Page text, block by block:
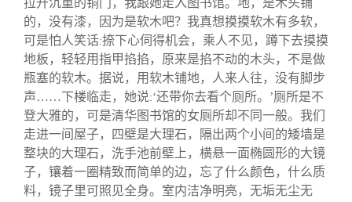
拉开沉重的铜门，我跟她走入图书馆。地，是木头铺
的，没有漆，因为是软木吧？我真想摸摸软木有多软，
可是怕人笑话:捺下心伺得机会，乘人不见，蹲下去摸摸
地板，轻轻用指甲掐掐，原来是掐不动的木头，不是做
瓶塞的软木。据说，用软木铺地，人来人往，没有脚步
声……下楼临走，她说:‘还带你去看个厕所。’厕所是不
登大雅的，可是清华图书馆的女厕所却不同一般。我们
走进一间屋子，四壁是大理石，隔出两个小间的矮墙是
整块的大理石，洗手池前壁上，横悬一面椭圆形的大镜
子，镶着一圈精致而简单的边，忘了什么颜色，什么质
料，镜子里可照见全身。室内洁净明亮，无垢无尘无